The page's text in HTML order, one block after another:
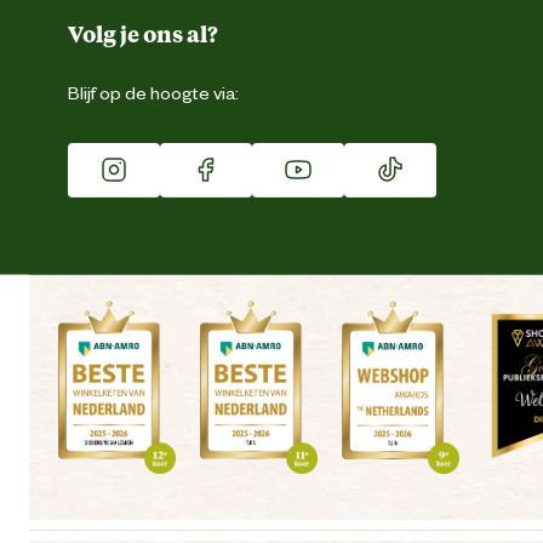
Duurzaamheid
Franchise
Vacatures
Winkels
Volg je ons al?
Blijf op de hoogte via: